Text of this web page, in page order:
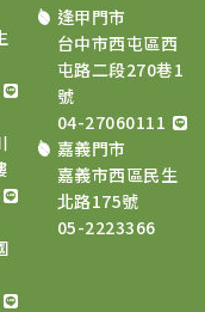
逢甲門市
台中市西屯區西
屯路二段270巷1
號
04-27060111
嘉義門市
嘉義市西區民生
北路175號
05-2223366